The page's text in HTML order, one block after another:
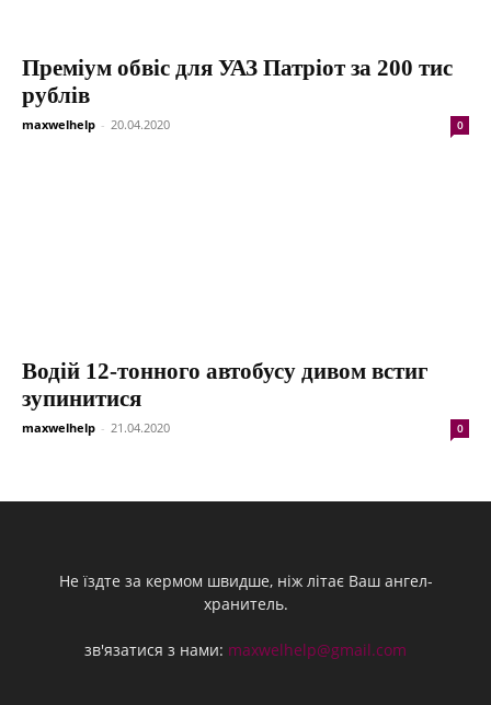
Преміум обвіс для УАЗ Патріот за 200 тис
рублів
maxwelhelp - 20.04.2020 0
Водій 12-тонного автобусу дивом встиг
зупинитися
maxwelhelp - 21.04.2020 0
Не їздте за кермом швидше, ніж літає Ваш ангел-
хранитель.
зв'язатися з нами: maxwelhelp@gmail.com